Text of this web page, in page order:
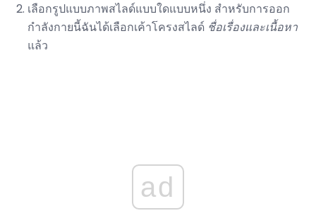
เลือกรูปแบบภาพสไลด์แบบใดแบบหนึ่ง สำหรับการออก
กำลังกายนี้ฉันได้เลือกเค้าโครงสไลด์ ชื่อเรื่องและเนื้อหา
แล้ว
ad